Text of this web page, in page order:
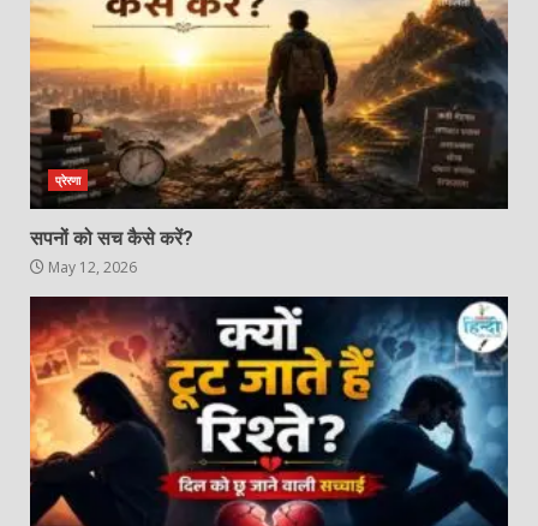
प्रेरणा
सपनों को सच कैसे करें?
May 12, 2026